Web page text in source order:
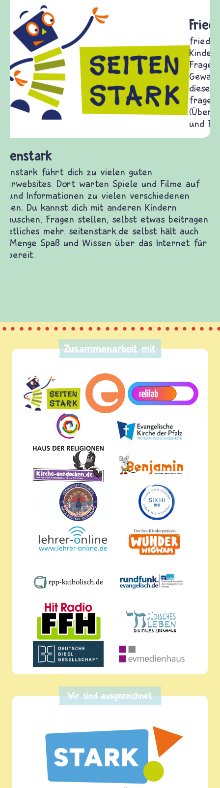
Frieden Fragen
frieden-fragen.de ist ein Internet-Angebot für
Kinder, Eltern und ErzieherInnen das zu
Fragen von Krieg und Frieden, Streit und
Gewalt informiert und einen Austausch zu
diesem Themenbereich ermöglicht. frieden-
fragen.de bietet Antworten auf wichtige
Zusammenarbeit mit
Wir sind ausgezeichnet